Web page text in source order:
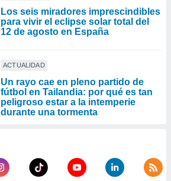
Los seis miradores imprescindibles
para vivir el eclipse solar total del
12 de agosto en España
ACTUALIDAD
Un rayo cae en pleno partido de
fútbol en Tailandia: por qué es tan
peligroso estar a la intemperie
durante una tormenta